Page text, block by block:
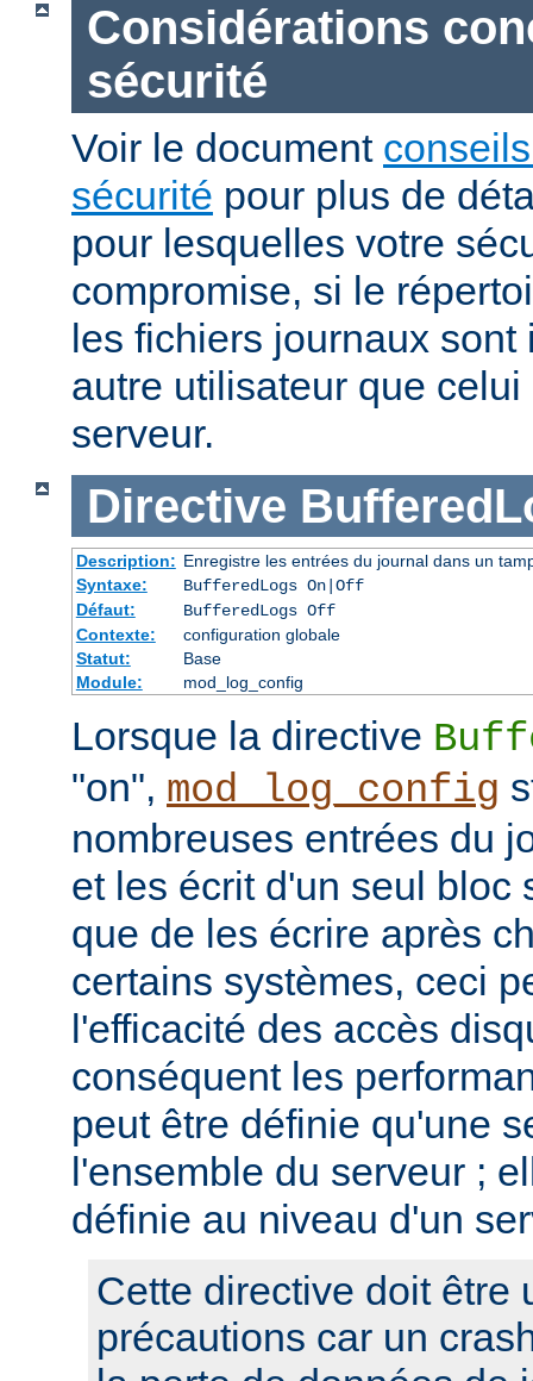
Considérations
sécurité
Voir le document
sécurité pour plus de
pour lesquelles votre
compromise, si le
les fichiers journaux
autre utilisateur que
serveur.
Directive
Description: Enregistre les entrées du journal dans un
Syntaxe:
BufferedLogs On|Off
Défaut:
BufferedLogs Off
Contexte:
configuration globale
Statut:
Base
Module:
mod_log_config
Lorsque la directive
"on", mod_log_config
nombreuses entrées du
et les écrit d'un seul bloc
que de les écrire après
certains systèmes, ceci
l'efficacité des accès
conséquent les
peut être définie qu'une
l'ensemble du serveur ;
définie au niveau d'un
Cette directive doit être
précautions car un